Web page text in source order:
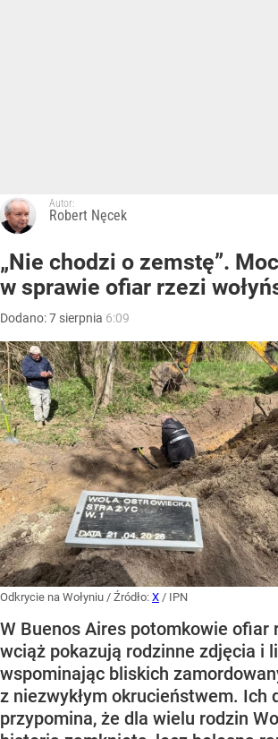
Autor:
Robert Nęcek
„Nie chodzi o zemstę”.
w sprawie ofiar rzezi
Dodano:7 sierpnia 6:09
Odkrycie na Wołyniu / Źródło: X / IPN
W Buenos Aires potomkowie ofiar
wciąż pokazują rodzinne zdjęcia i
wspominając bliskich
z niezwykłym okrucieństwem. Ich
przypomina, że dla wielu rodzin